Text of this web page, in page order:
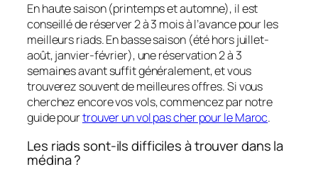
En haute saison (printemps et automne), il est
conseillé de réserver 2 à 3 mois à l’avance pour les
meilleurs riads. En basse saison (été hors juillet-
août, janvier-février), une réservation 2 à 3
semaines avant suffit généralement, et vous
trouverez souvent de meilleures offres. Si vous
cherchez encore vos vols, commencez par notre
guide pourtrouver un vol pas cher pour le Maroc.
Les riads sont-ils difficiles à trouver dans la
médina ?